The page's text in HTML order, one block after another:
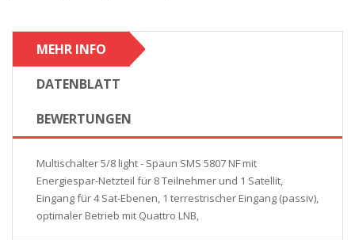
MEHR INFO
DATENBLATT
BEWERTUNGEN
Multischalter 5/8 light - Spaun SMS 5807 NF mit
Energiespar-Netzteil für 8 Teilnehmer und 1 Satellit,
Eingang für 4 Sat-Ebenen, 1 terrestrischer Eingang (passiv),
optimaler Betrieb mit Quattro LNB,